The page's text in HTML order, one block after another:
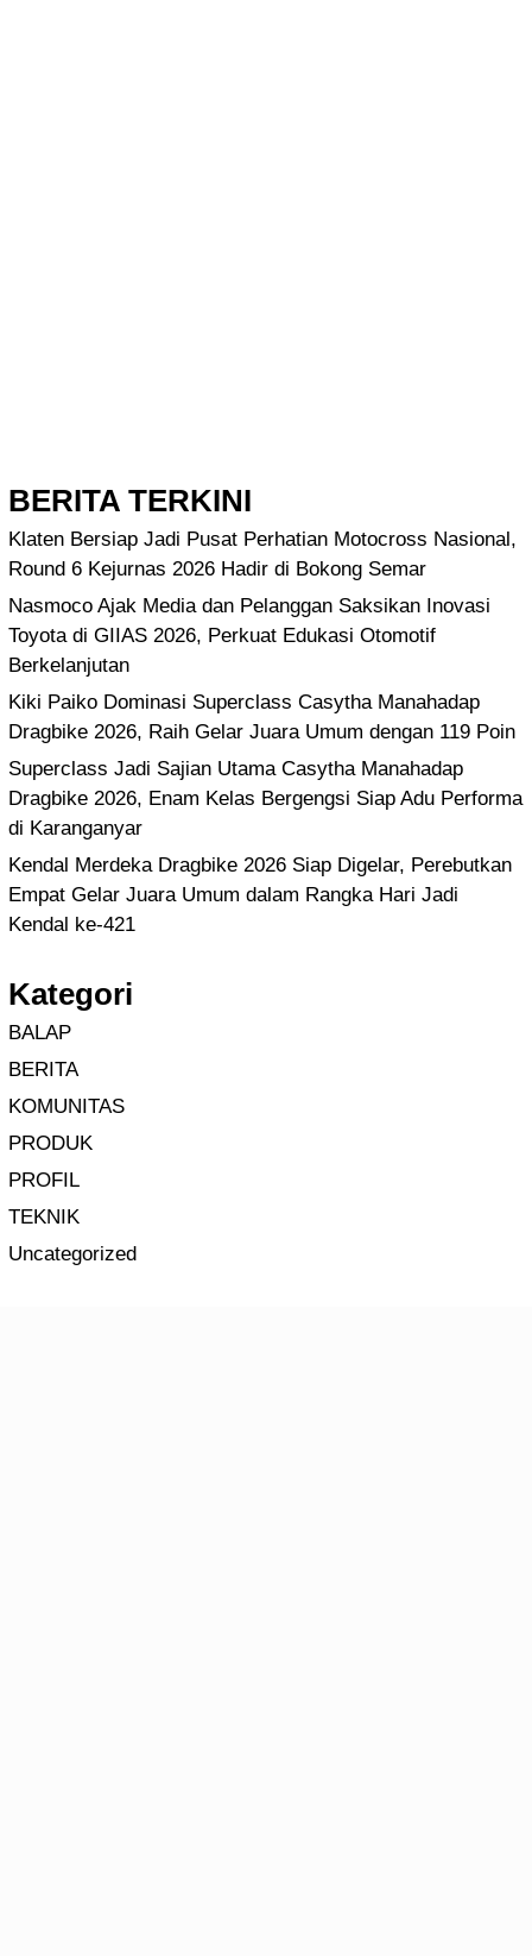
BERITA TERKINI
Klaten Bersiap Jadi Pusat Perhatian Motocross Nasional,
Round 6 Kejurnas 2026 Hadir di Bokong Semar
Nasmoco Ajak Media dan Pelanggan Saksikan Inovasi
Toyota di GIIAS 2026, Perkuat Edukasi Otomotif
Berkelanjutan
Kiki Paiko Dominasi Superclass Casytha Manahadap
Dragbike 2026, Raih Gelar Juara Umum dengan 119 Poin
Superclass Jadi Sajian Utama Casytha Manahadap
Dragbike 2026, Enam Kelas Bergengsi Siap Adu Performa
di Karanganyar
Kendal Merdeka Dragbike 2026 Siap Digelar, Perebutkan
Empat Gelar Juara Umum dalam Rangka Hari Jadi
Kendal ke-421
Kategori
BALAP
BERITA
KOMUNITAS
PRODUK
PROFIL
TEKNIK
Uncategorized